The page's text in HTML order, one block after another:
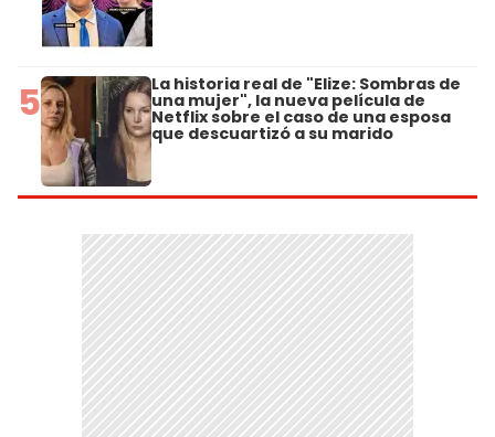
5 La historia real de "Elize: Sombras de
una mujer", la nueva película de
Netflix sobre el caso de una esposa
que descuartizó a su marido